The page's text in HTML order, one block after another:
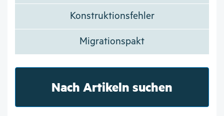
Konstruktionsfehler
Migrationspakt
Nach Artikeln suchen